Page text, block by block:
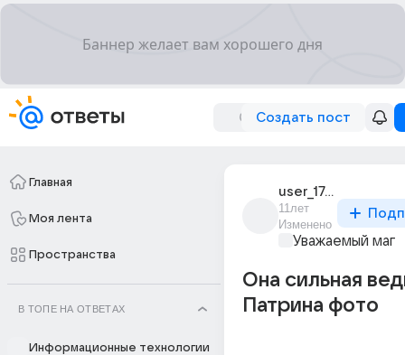
Создать пост
Главная
Моя лента
Пространства
В ТОПЕ НА ОТВЕТАХ
Информационные технологии
user_176744632
11лет
Изменено
Уважаемый маг
Она сильная
Патрина фото